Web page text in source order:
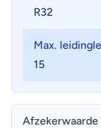
R32
Max.
15
Afzekerwaarde